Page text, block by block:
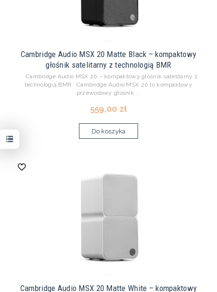
Cambridge Audio MSX 20 Matte Black – kompaktowy
głośnik satelitarny z technologią BMR
Cambridge Audio MSX 20 – kompaktowy głośnik satelitarny z
technologią BMR Cambridge Audio MSX 20 to kompaktowy
przewodowy głośnik ...
559,00 zł
Do koszyka
Cambridge Audio MSX 20 Matte White – kompaktowy